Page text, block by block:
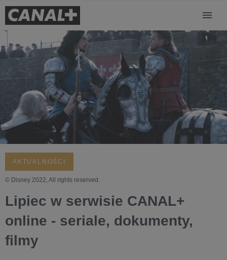
AKTUALNOŚCI
© Disney 2022, All rights reserved.
Lipiec w serwisie CANAL+
online - seriale, dokumenty,
filmy